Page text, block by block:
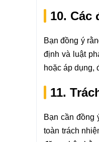
10. Các
Bạn đồng ý
định và luật
hoặc áp dụng,
11.
Bạn cần đồng
toàn trách